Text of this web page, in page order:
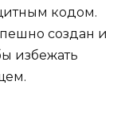
кодом.
создан и
избежать